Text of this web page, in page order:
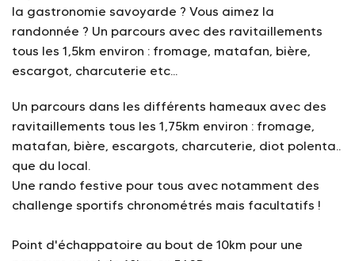
la gastronomie savoyarde ? Vous aimez la
randonnée ? Un parcours avec des ravitaillements
tous les 1,5km environ : fromage, matafan, bière,
escargot, charcuterie etc...
Un parcours dans les différents hameaux avec des
ravitaillements tous les 1,75km environ : fromage,
matafan, bière, escargots, charcuterie, diot polenta..
que du local.
Une rando festive pour tous avec notamment des
challenge sportifs chronométrés mais facultatifs !
Point d'échappatoire au bout de 10km pour une